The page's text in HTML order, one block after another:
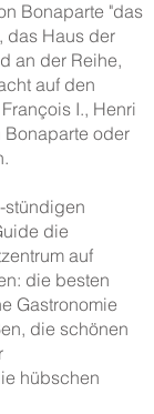
Bonaparte "das
das Haus der
an der Reihe,
auf den
I., Henri
Bonaparte oder
stündigen
die
auf
die besten
Gastronomie
die schönen
hübschen